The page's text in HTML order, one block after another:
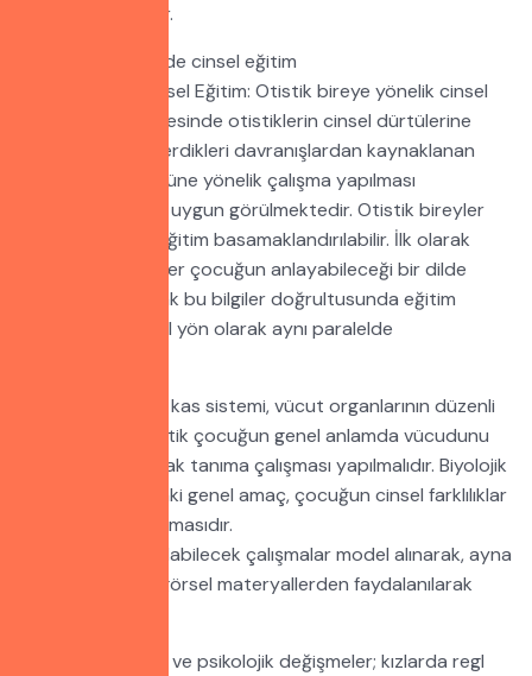
sorunlar da vardır.
2. Otistik bireylerde cinsel eğitim
Bireye Yönelik Cinsel Eğitim: Otistik bireye yönelik cinsel
eğitimin şekillenmesinde otistiklerin cinsel dürtülerine
bağlı olarak gösterdikleri davranışlardan kaynaklanan
sorunların çözümüne yönelik çalışma yapılması
komisyonumuzca uygun görülmektedir. Otistik bireyler
için de genel bir eğitim basamaklandırılabilir. İlk olarak
aileler ve eğitimciler çocuğun anlayabileceği bir dilde
basamak basamak bu bilgiler doğrultusunda eğitim
biyolojik ve sosyal yön olarak aynı paralelde
5 duyu, iskelet ve kas sistemi, vücut organlarının düzenli
çalışması gibi otistik çocuğun genel anlamda vücudunu
cinsel ağırlıklı olarak tanıma çalışması yapılmalıdır. Biyolojik
yönden tanımadaki genel amaç, çocuğun cinsel farklılıklar
ve ayrılıklarını tanımasıdır.
Buna yönelik yapılabilecek çalışmalar model alınarak, ayna
kullanarak, yazılı görsel materyallerden faydalanılarak
• Bireydeki fiziksel ve psikolojik değişmeler; kızlarda regl